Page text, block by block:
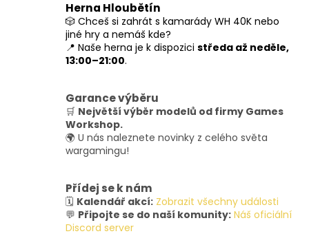
Herna Hloubětín
🎲 Chceš si zahrát s kamarády WH 40K nebo
jiné hry a nemáš kde?
📍 Naše herna je k dispozici středa až neděle,
13:00–21:00.
Garance výběru
🛒 Největší výběr modelů od firmy Games
Workshop.
🌍 U nás naleznete novinky z celého světa
wargamingu!
Přídej se k nám
🗓️ Kalendář akcí: Zobrazit všechny události
💬 Připojte se do naší komunity: Náš oficiální
Discord server